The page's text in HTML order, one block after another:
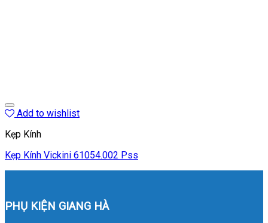
Add to wishlist
Kẹp Kính
Kẹp Kính Vickini 61054.002 Pss
PHỤ KIỆN GIANG HÀ